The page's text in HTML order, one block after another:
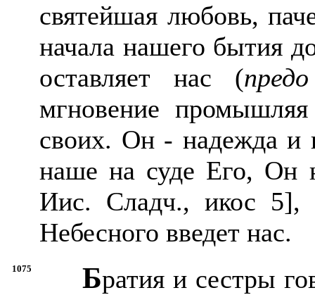
святейшая любовь,
начала нашего бытия
оставляет нас (
мгновение
своих. Он - надежда и
наше на суде Его, Он
Иис. Сладч., икос 5],
Небесного введет нас.
1075 Братия и сестры